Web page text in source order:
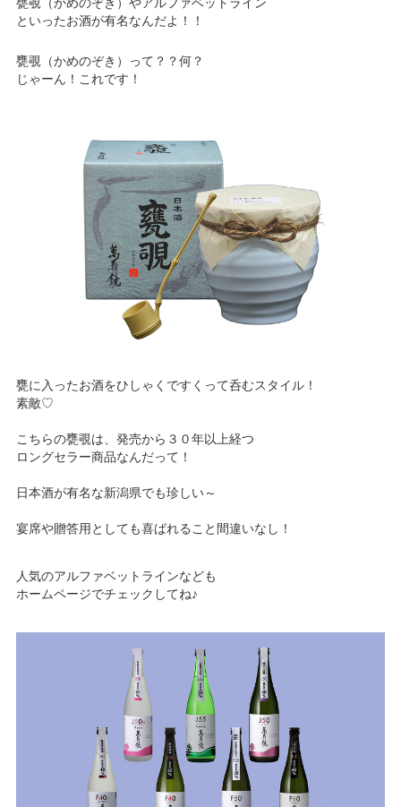
NBセンター
サービスのご案内
たいこうでんさいサービス
（電子債権をご利用のお客さま向け）
サービスのご案内
といったお酒が有名なんだよ！！
甕覗（かめのぞき）って？？何？
じゃーん！これです！
甕に入ったお酒をひしゃくですくって呑むスタイル！
素敵♡
こちらの甕覗は、発売から３０年以上経つ
ロングセラー商品なんだって！
日本酒が有名な新潟県でも珍しい～
宴席や贈答用としても喜ばれること間違いなし！
人気のアルファベットラインなども
ホームページでチェックしてね♪